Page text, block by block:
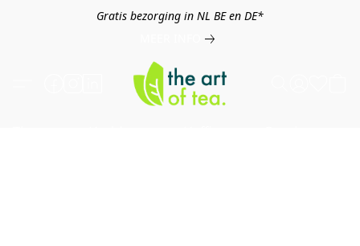
Gratis bezorging in NL BE en DE*